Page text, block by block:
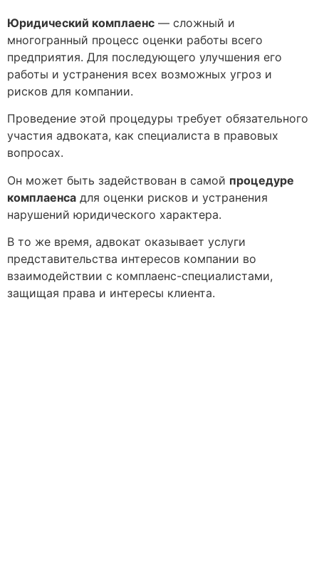
Юридический комплаенс — сложный и
многогранный процесс оценки работы всего
предприятия. Для последующего улучшения его
работы и устранения всех возможных угроз и
рисков для компании.
Проведение этой процедуры требует обязательного
участия адвоката, как специалиста в правовых
вопросах.
Он может быть задействован в самой процедуре
комплаенса для оценки рисков и устранения
нарушений юридического характера.
В то же время, адвокат оказывает услуги
представительства интересов компании во
взаимодействии с комплаенс-специалистами,
защищая права и интересы клиента.